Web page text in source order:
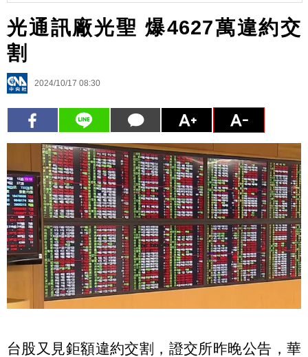
光通訊廠光聖 爆4627萬違約交
割
2024/10/17 08:30
台股又見鉅額違約交割，證交所昨晚公告，華